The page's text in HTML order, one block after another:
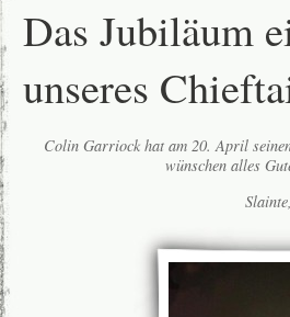
Das Jubiläum
unseres
Colin Garriock hat am 20. April
wünschen alles